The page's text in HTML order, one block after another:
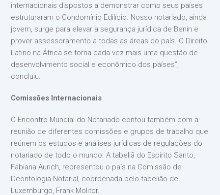
internacionais dispostos a demonstrar como seus países
estruturaram o Condomínio Edilício. Nosso notariado, ainda
jovem, surge para elevar a segurança jurídica de Benin e
prover assessoramento a todas as áreas do país. O Direito
Latino na África se torna cada vez mais uma questão de
desenvolvimento social e econômico dos países”,
concluiu.
Comissões Internacionais
O Encontro Mundial do Notariado contou também com a
reunião de diferentes comissões e grupos de trabalho que
reúnem os estudos e análises jurídicas de regulações do
notariado de todo o mundo. A tabeliã do Espírito Santo,
Fabiana Aurich, representou o país na Comissão de
Deontologia Notarial, coordenada pelo tabelião de
Luxemburgo, Frank Molitor.